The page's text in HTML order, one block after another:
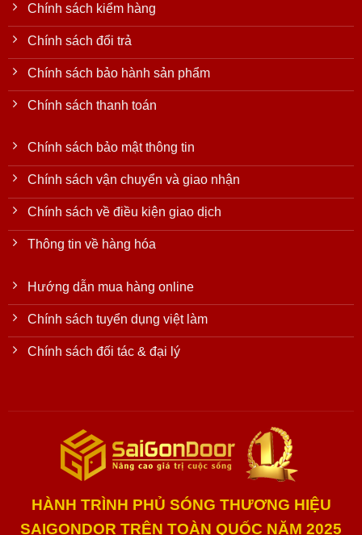
Chính sách kiểm hàng
Chính sách đổi trả
Chính sách bảo hành sản phẩm
Chính sách thanh toán
Chính sách bảo mật thông tin
Chính sách vận chuyển và giao nhận
Chính sách về điều kiện giao dịch
Thông tin về hàng hóa
Hướng dẫn mua hàng online
Chính sách tuyển dụng việt làm
Chính sách đối tác & đại lý
HÀNH TRÌNH PHỦ SÓNG THƯƠNG HIỆU
SAIGONDOR TRÊN TOÀN QUỐC NĂM 2025